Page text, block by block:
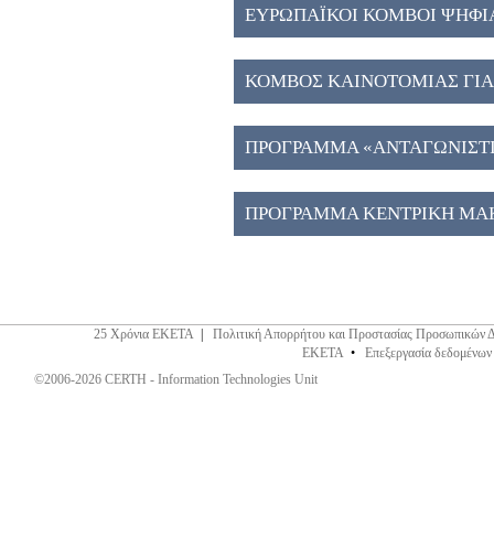
ΕΥΡΩΠΑΪΚΟΙ ΚΟΜΒΟΙ
ΚΟΜΒΟΣ ΚΑΙΝΟΤΟΜΙΑΣ
ΑΠΟΘΗΚΕΥΣΗ ΕΝΕΡΓΕΙΑΣ
ΠΡΟΓΡΑΜΜΑ
ΠΡΟΓΡΑΜΜΑ ΚΕΝΤΡΙΚΗ
25 Χρόνια ΕΚΕΤΑ
Πολιτική Απορρήτου και Προστασίας Προσωπικών
ΕΚΕΤΑ • Επεξεργασία
©2006-2026 CERTH - Information Technologies Unit